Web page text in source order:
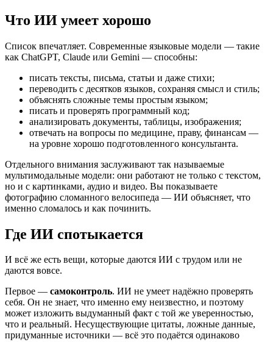
Что ИИ умеет хорошо
Список впечатляет. Современные языковые модели — такие
как ChatGPT, Claude или Gemini — способны:
писать тексты, письма, статьи и даже стихи;
переводить с десятков языков, сохраняя смысл и стиль;
объяснять сложные темы простым языком;
писать и проверять программный код;
анализировать документы, таблицы, изображения;
отвечать на вопросы по медицине, праву, финансам —
на уровне хорошо подготовленного консультанта.
Отдельного внимания заслуживают так называемые
мультимодальные модели: они работают не только с текстом,
но и с картинками, аудио и видео. Вы показываете
фотографию сломанного велосипеда — ИИ объясняет, что
именно сломалось и как починить.
Где ИИ спотыкается
И всё же есть вещи, которые даются ИИ с трудом или не
даются вовсе.
Первое — самоконтроль. ИИ не умеет надёжно проверять
себя. Он не знает, что именно ему неизвестно, и поэтому
может изложить выдуманный факт с той же уверенностью,
что и реальный. Несуществующие цитаты, ложные данные,
придуманные источники — всё это подаётся одинаково